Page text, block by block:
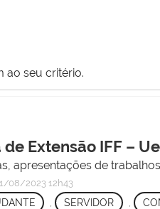
ao seu critério.
Extensão IFF –
apresentações de
08/2023 12h43
, SERVIDOR ,